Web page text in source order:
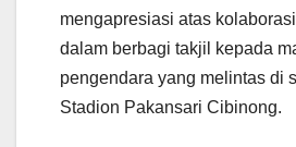
mengapresiasi atas
dalam berbagi takjil kepada
pengendara yang melintas di
Stadion Pakansari Cibinong.